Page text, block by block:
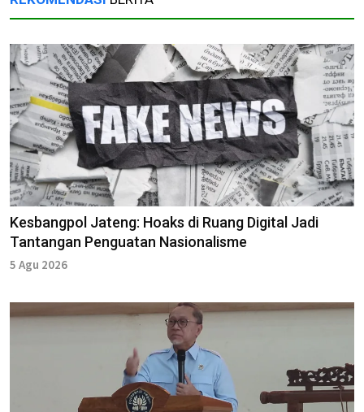
Kesbangpol Jateng: Hoaks di Ruang Digital Jadi
Tantangan Penguatan Nasionalisme
5 Agu 2026